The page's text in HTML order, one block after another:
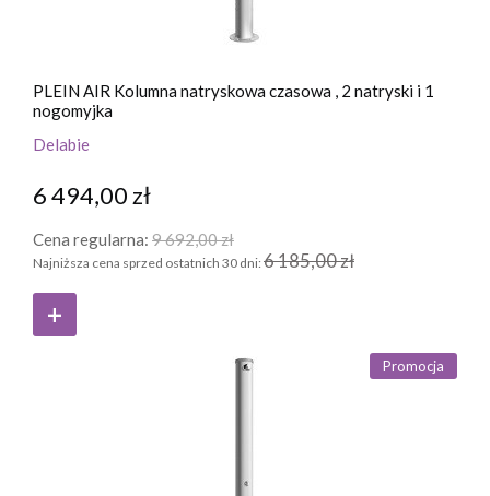
PLEIN AIR Kolumna natryskowa czasowa , 2 natryski i 1
nogomyjka
Delabie
6 494,00 zł
Cena regularna: 9 692,00 zł
Najniższa cena sprzed ostatnich 30 dni: 6 185,00 zł
Promocja